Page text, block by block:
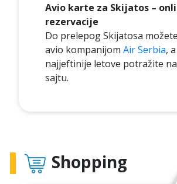
Avio karte za Skijatos –
rezervacije
Do prelepog Skijatosa
avio kompanijom Air Serbia, a
najjeftinije letove potražite
sajtu.
Shopping